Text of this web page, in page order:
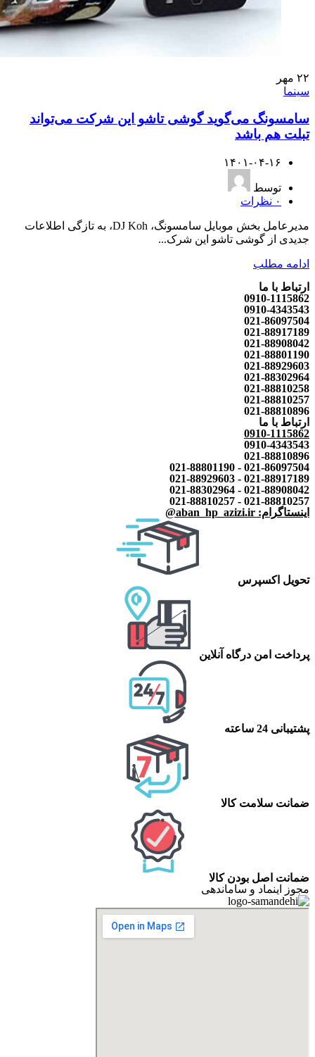
۲۲ مهر
سینما
سامسونگ می‌گوید گوشی تاشو این شرکت می‌تواند
تبلت هم باشد
۱۴۰۱-۰۴-۱۶
توسط
۰ نظرات
مدیرعامل بخش موبایل سامسونگ، DJ Koh، به تازگی اطلاعات
جدیدی از گوشی تاشو این شرک...
ادامه مطلب
ارتباط با ما
0910-1115862
0910-4343543
021-86097504
021-88917189
021-88908042
021-88801190
021-88929603
021-88302964
021-88810258
021-88810257
021-88810896
ارتباط با ما
0910-1115862
0910-4343543
021-88810896
021-86097504 - 021-88801190
021-88917189 - 021-88929603
021-88908042 - 021-88302964
021-88810257 - 021-88810257
اینستاگرام: aban_hp_azizi.ir@
تحویل اکسپرس
پرداخت امن درگاه آنلاین
پشتیبانی 24 ساعته
ضمانت سلامت کالا
ضمانت اصل بودن کالا
مجوز اینماد و ساماندهی